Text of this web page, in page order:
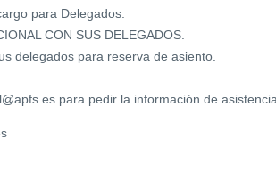
para Delegados.
CON SUS DELEGADOS.
delegados para reserva de asiento.
para pedir la información de asistencia.